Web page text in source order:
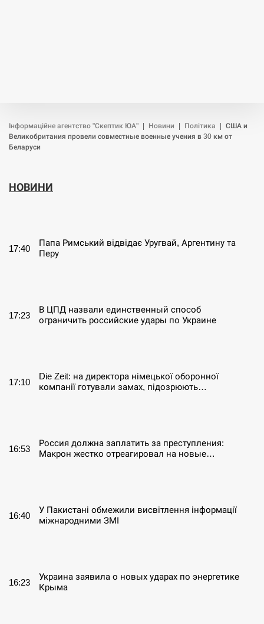
Інформаційне агентство "Скептик ЮА" Новини Політика
США и
Великобритания провели совместные военные учения в 30 км от
Беларуси
НОВИНИ
17:40
Папа Римський відвідає Уругвай, Аргентину та
Перу
17:23
В ЦПД назвали единственный способ
ограничить российские удары по Украине
17:10
Die Zeit: на директора німецької оборонної
компанії готували замах, підозрюють…
16:53
Россия должна заплатить за преступления:
Макрон жестко отреагировал на новые…
16:40
У Пакистані обмежили висвітлення інформації
міжнародними ЗМІ
16:23
Украина заявила о новых ударах по энергетике
Крыма